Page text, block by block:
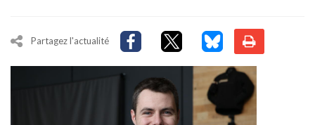
Partagez l'actualité